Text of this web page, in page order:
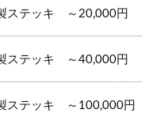
ステッキ ～20,000円
ステッキ ～40,000円
ステッキ ～100,000円